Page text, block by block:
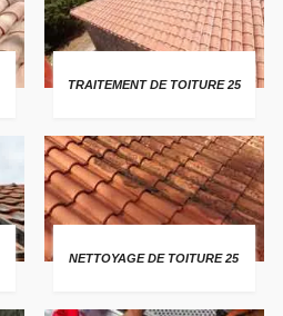
TRAITEMENT DE TOITURE 25
NETTOYAGE DE TOITURE 25